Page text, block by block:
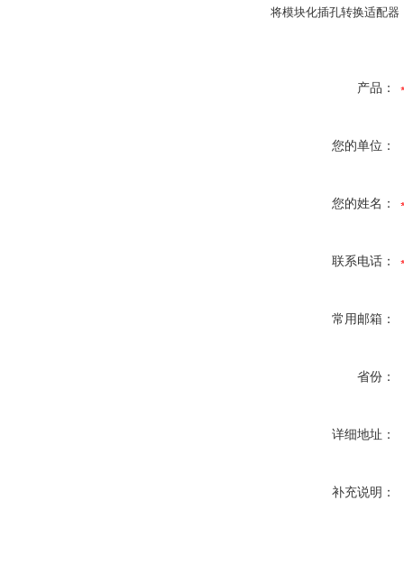
将模块化插孔转换适配器
产品：
您的单位：
您的姓名：
联系电话：
常用邮箱：
省份：
详细地址：
补充说明：